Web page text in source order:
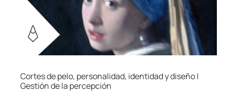
Cortes de pelo, personalidad, identidad y diseño |
Gestión de la percepción